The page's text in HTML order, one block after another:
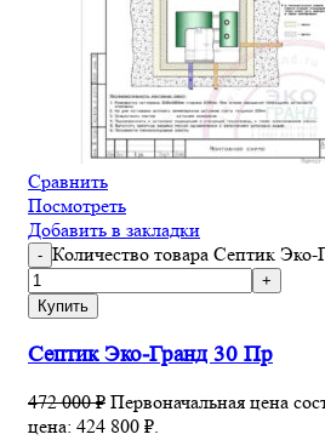
Сравнить
Посмотреть
Добавить в закладки
Количество товара Септик
Купить
Септик Эко-Гранд 30 Пр
472 000₽ Первоначальная цена
цена: 424 800 ₽.